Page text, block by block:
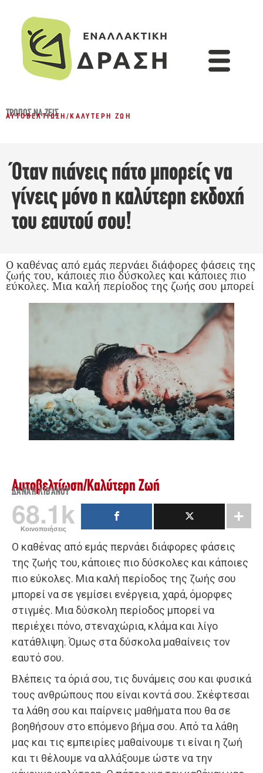
ΤΡΌΠΟΣ ΝΑ ΖΕΙΣ
ΑΥΤΟΒΕΛΤΊΩΣΗ / ΚΑΛΎΤΕΡΗ ΖΩΉ
Όταν πιάνεις πάτο μπορείς να
γίνεις μόνο η καλύτερη εκδοχή
του εαυτού σου!
Ο καθένας από εμάς περνάει διάφορες φάσεις της
ζωής του, κάποιες πιο δύσκολες και κάποιες πιο
εύκολες. Μια καλή περίοδος της ζωής σου μπορεί
Αυτοβελτίωση/Καλύτερη Ζωή
ΔΑΝΆΗ ΛΙΒΑΝΟΎ
68.1k
Κοινοποιήσεις
Ο καθένας από εμάς περνάει διάφορες φάσεις
της ζωής του, κάποιες πιο δύσκολες και κάποιες
πιο εύκολες. Μια καλή περίοδος της ζωής σου
μπορεί να σε γεμίσει ενέργεια, χαρά, όμορφες
στιγμές. Μια δύσκολη περίοδος μπορεί να
περιέχει πόνο, στεναχώρια, κλάμα και λίγο
κατάθλιψη. Όμως στα δύσκολα μαθαίνεις τον
εαυτό σου.
Βλέπεις τα όριά σου, τις δυνάμεις σου και φυσικά
τους ανθρώπους που είναι κοντά σου. Σκέφτεσαι
τα λάθη σου και παίρνεις μαθήματα που θα σε
βοηθήσουν στο επόμενο βήμα σου. Από τα λάθη
μας και τις εμπειρίες μαθαίνουμε τι είναι η ζωή
και τι θέλουμε να αλλάξουμε ώστε να την